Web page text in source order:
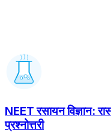
NEET रसायन विज्ञान:
प्रश्नोत्तरी